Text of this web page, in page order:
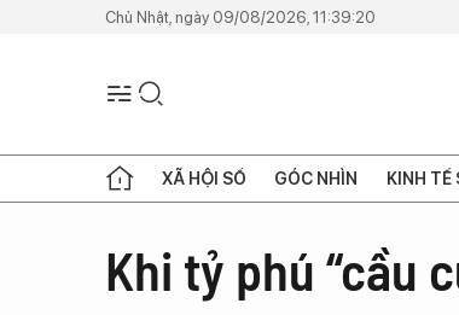
Chủ Nhật, ngày 09/08/2026, 11:39:20
XÃ HỘI SỐ GÓC NHÌN KINH TẾ
Khi tỷ phú “cầu